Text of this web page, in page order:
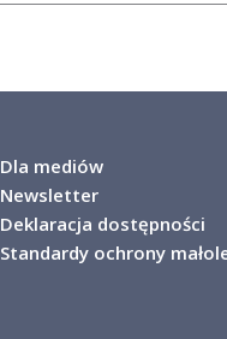
Dla mediów
Newsletter
Deklaracja dostępności
Standardy ochrony